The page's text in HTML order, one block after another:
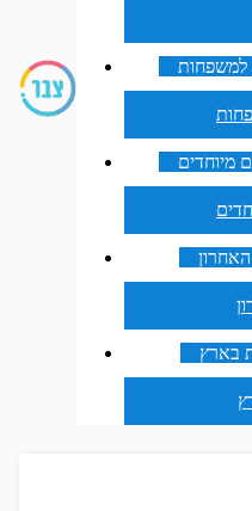
למשפחות
מיוחדים
בארץ